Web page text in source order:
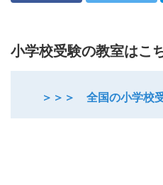
小学校受験の教室はこ
＞＞＞ 全国の小学校